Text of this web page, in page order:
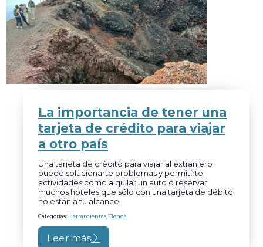
La importancia de tener una
tarjeta de crédito para viajar
a otro país
Una tarjeta de crédito para viajar al extranjero
puede solucionarte problemas y permitirte
actividades como alquilar un auto o reservar
muchos hoteles que sólo con una tarjeta de débito
no están a tu alcance.
Categorías: Herramientas Tienda
Leer más